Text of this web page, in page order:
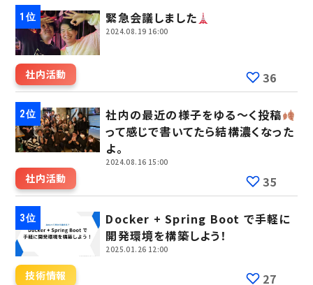
緊急会議しました
2024.08.19 16:00
社内活動 36
社内の最近の様子をゆる～く投稿
って感じで書いてたら結構濃くなった
よ。
2024.08.16 15:00
社内活動 35
Docker + Spring Boot で手軽に
開発環境を構築しよう！
2025.01.26 12:00
技術情報 27